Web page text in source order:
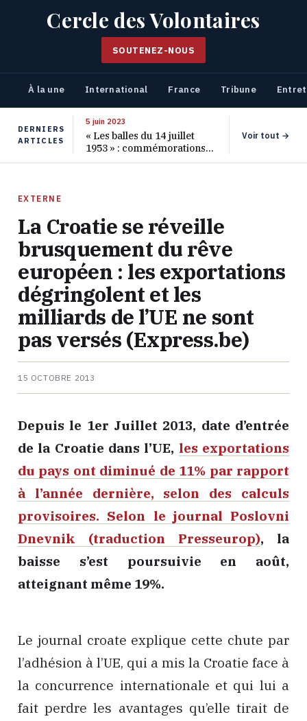
Cercle des Volontaires
SOUTENEZ-NOUS
À la une International France Tribune
DERNIERS
ARTICLES
5 juin 2023
« Les balles du 14 juillet
1953 » : commémorations
pour les 70 ans de ce
Voir tout →
EXTERNE
La Croatie se réveille
brusquement du rêve
européen : les exportations
dégringolent et les
milliards de l’UE ne sont
pas versés (Express.be)
15 OCTOBRE 2013
Depuis le 1er Juillet 2013, date d’entrée
de la Croatie dans l’UE, les exportations
du pays ont diminué de 11% par rapport
à l’année dernière, selon des calculs
provisoires. Selon le journal Poslovni
Dnevnik (traduction Presseurop), la
baisse s’est poursuivie en août,
atteignant même 19%.
Le journal croate explique cette chute par
l’adhésion à l’UE, qui a mis la Croatie face à
la concurrence internationale et qui lui a
fait perdre les avantages qu’elle tirait de